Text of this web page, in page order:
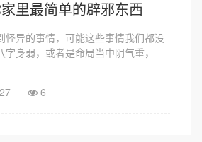
里最简单的辟邪东西
怪异的事情，可能这些事情我们都没
身弱，或者是命局当中阴气重，
6